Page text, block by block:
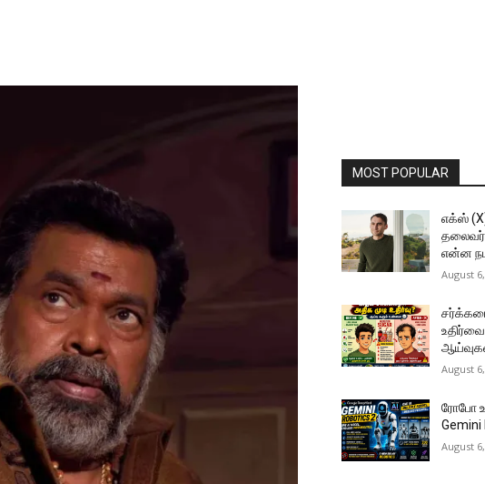
MOST POPULAR
எக்ஸ்
தலைவர்
என்ன
August
சர்க்கரை
உதிர்வை
August
ரோபோ
Gemini
August